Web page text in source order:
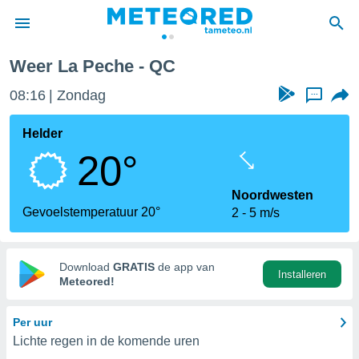
door
verstrekte
hoge
hebt de
voor
op basis
Weer La Peche - QC
08:16 Zondag ...
Helder
20°
Gevoelstemperatuur 20°
Noordwesten
2
5 m/s
Download GRATIS de app van
Meteored!
Installeren
Per uur
Lichte regen in de komende uren